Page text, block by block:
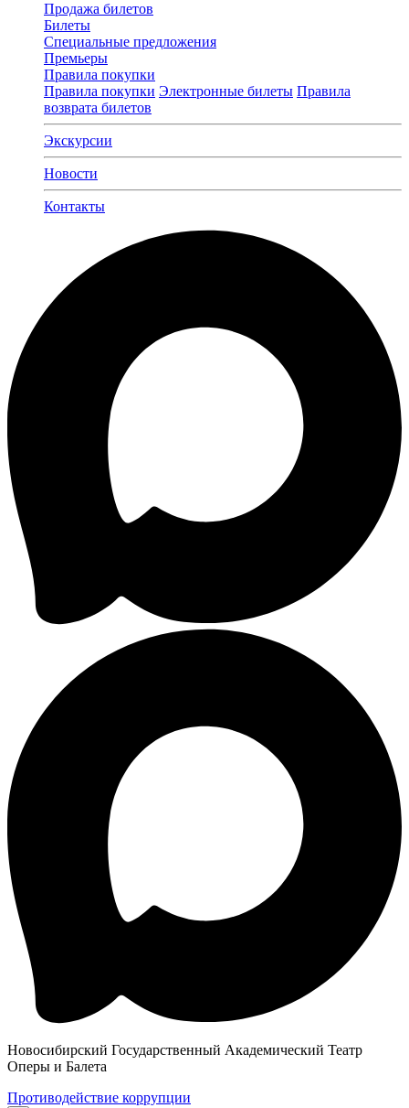
Продажа билетов
Билеты
Специальные предложения
Премьеры
Правила покупки
Правила покупки Электронные билеты Правила
возврата билетов
Экскурсии
Новости
Контакты
Новосибирский Государственный Академический Театр
Оперы и Балета
Противодействие коррупции